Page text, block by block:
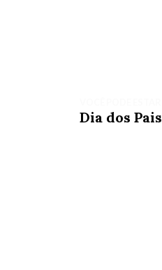
Dia dos Pais